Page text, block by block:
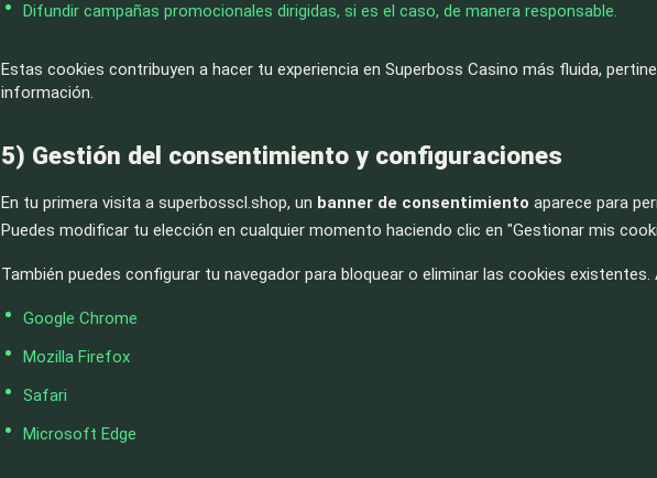
Difundir campañas promocionales dirigidas, si es el caso, de manera responsable.
Estas cookies contribuyen a hacer tu experiencia en Superboss Casino más fluida,
información.
5) Gestión del consentimiento y configuraciones
En tu primera visita a superbosscl.shop, un banner de consentimiento aparece para
Puedes modificar tu elección en cualquier momento haciendo clic en "Gestionar mis
También puedes configurar tu navegador para bloquear o eliminar las cookies
Google Chrome
Mozilla Firefox
Safari
Microsoft Edge